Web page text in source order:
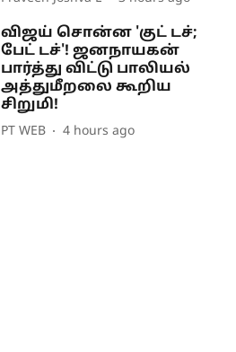
விஜய் சொன்ன 'குட் டச்;
பேட் டச்'! ஜனநாயகன்
பார்த்து விட்டு பாலியல்
அத்துமீறலை கூறிய
சிறுமி!
PT WEB 4 hours ago